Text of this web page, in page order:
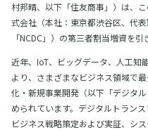
村邦晴、以下「住友商事」）は、
式会社（本社：東京都渋谷区、代
「NCDC」）の第三者割当増資を
近年、IoT、ビッグデータ、人工知
より、さまざまなビジネス領域で
化・新規事業開発（以下「デジタ
められています。デジタルトラン
ビジネス戦略策定および実証、シ